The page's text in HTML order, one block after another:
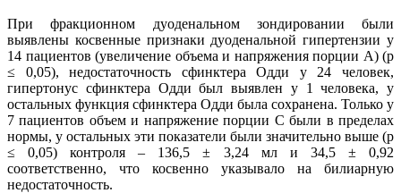
При фракционном дуоденальном зондировании были
выявлены косвенные признаки дуоденальной гипертензии у
14 пациентов (увеличение объема и напряжения порции А) (р
≤ 0,05), недостаточность сфинктера Одди у 24 человек,
гипертонус сфинктера Одди был выявлен у 1 человека, у
остальных функция сфинктера Одди была сохранена. Только у
7 пациентов объем и напряжение порции С были в пределах
нормы, у остальных эти показатели были значительно выше (р
≤ 0,05) контроля – 136,5 ± 3,24 мл и 34,5 ± 0,92
соответственно, что косвенно указывало на билиарную
недостаточность.